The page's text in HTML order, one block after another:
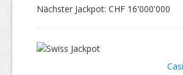
Nächster Jackpot: CHF 16'000'000